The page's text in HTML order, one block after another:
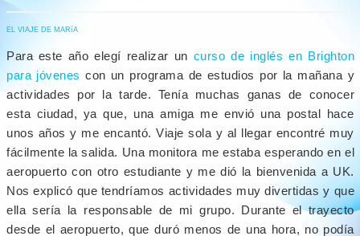
EL VIAJE DE MARíA
Para este año elegí realizar un curso de inglés en Brighton
para jóvenes con un programa de estudios por la mañana y
actividades por la tarde. Tenía muchas ganas de conocer
esta ciudad, ya que, una amiga me envió una postal hace
unos años y me encantó. Viaje sola y al llegar encontré muy
fácilmente la salida. Una monitora me estaba esperando en el
aeropuerto con otro estudiante y me dió la bienvenida a UK.
Nos explicó que tendríamos actividades muy divertidas y que
ella sería la responsable de mi grupo. Durante el trayecto
desde el aeropuerto, que duró menos de una hora, no podía